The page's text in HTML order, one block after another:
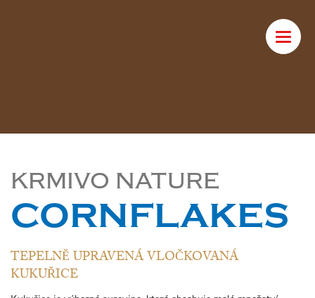
Toggle
KRMIVO NATURE
CORNFLAKES
TEPELNĚ UPRAVENÁ VLOČKOVANÁ
KUKUŘICE